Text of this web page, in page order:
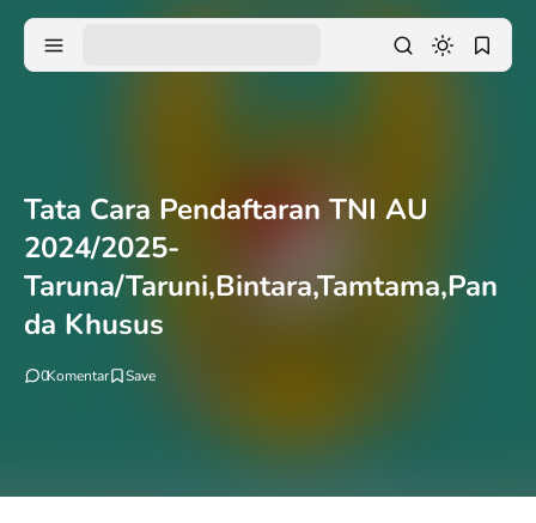
Tata Cara Pendaftaran TNI AU
2024/2025-
Taruna/Taruni,Bintara,Tamtama,Pan
da Khusus
0Komentar